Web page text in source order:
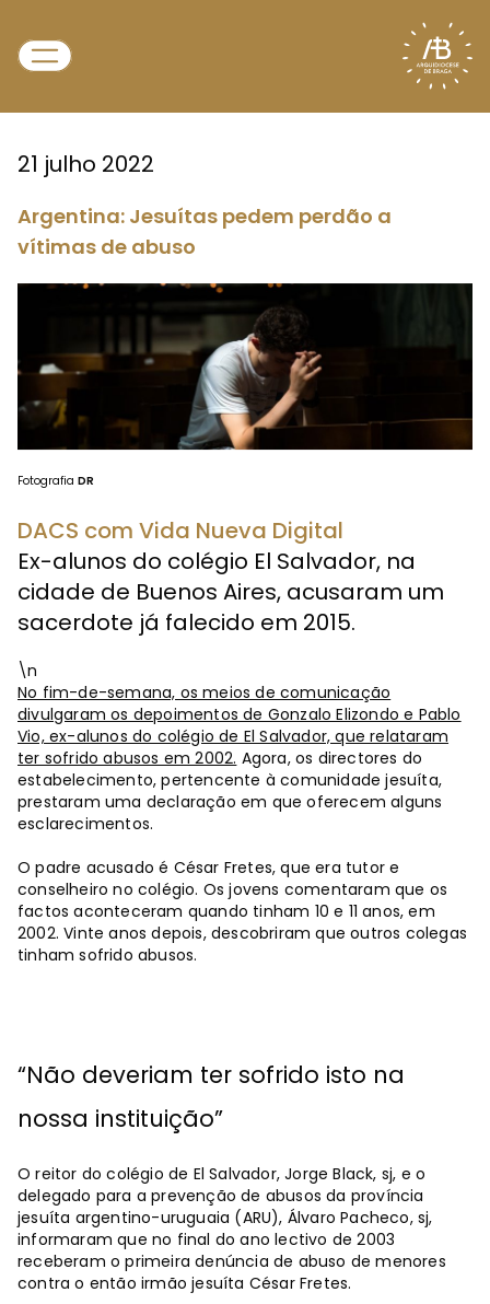
21 julho 2022
Argentina: Jesuítas pedem perdão a
vítimas de abuso
Fotografia DR
DACS com Vida Nueva Digital
Ex-alunos do colégio El Salvador, na
cidade de Buenos Aires, acusaram um
sacerdote já falecido em 2015.
\n
No fim-de-semana, os meios de comunicação
divulgaram os depoimentos de Gonzalo Elizondo e Pablo
Vio, ex-alunos do colégio de El Salvador, que relataram
ter sofrido abusos em 2002. Agora, os directores do
estabelecimento, pertencente à comunidade jesuíta,
prestaram uma declaração em que oferecem alguns
esclarecimentos.
O padre acusado é César Fretes, que era tutor e
conselheiro no colégio. Os jovens comentaram que os
factos aconteceram quando tinham 10 e 11 anos, em
2002. Vinte anos depois, descobriram que outros colegas
tinham sofrido abusos.
“Não deveriam ter sofrido isto na
nossa instituição”
O reitor do colégio de El Salvador, Jorge Black, sj, e o
delegado para a prevenção de abusos da província
jesuíta argentino-uruguaia (ARU), Álvaro Pacheco, sj,
informaram que no final do ano lectivo de 2003
receberam o primeira denúncia de abuso de menores
contra o então irmão jesuíta César Fretes.